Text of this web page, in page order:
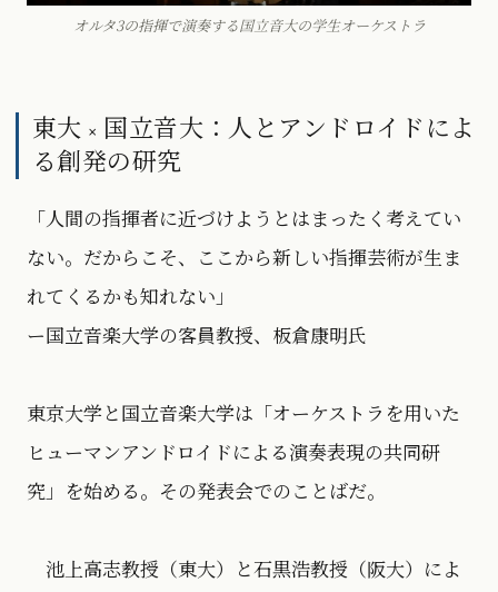
オルタ3の指揮で演奏する国立音大の学生オーケストラ
東大 × 国立音大：人とアンドロイドによ
る創発の研究
「人間の指揮者に近づけようとはまったく考えてい
ない。だからこそ、ここから新しい指揮芸術が生ま
れてくるかも知れない」
ー国立音楽大学の客員教授、板倉康明氏
東京大学と国立音楽大学は「オーケストラを用いた
ヒューマンアンドロイドによる演奏表現の共同研
究」を始める。その発表会でのことばだ。
池上高志教授（東大）と石黒浩教授（阪大）によ